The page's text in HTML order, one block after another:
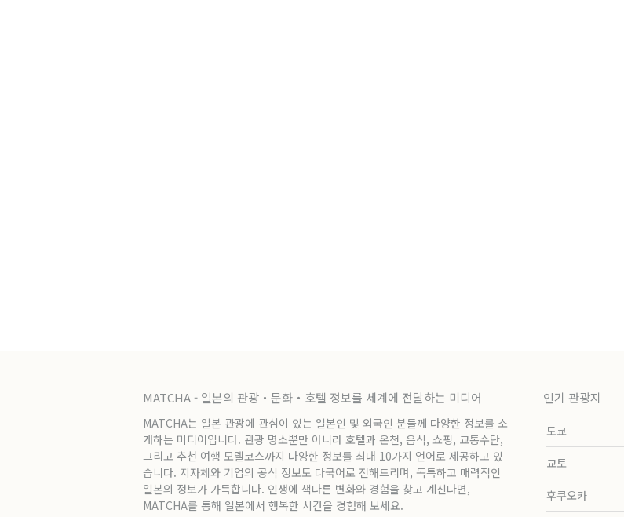
MATCHA - 일본의 관광・문화・호텔 정보를 세계에 전달하는 미디어
MATCHA는 일본 관광에 관심이 있는 일본인 및 외국인 분들께 다양한 정보를 소
개하는 미디어입니다. 관광 명소뿐만 아니라 호텔과 온천, 음식, 쇼핑, 교통수단,
그리고 추천 여행 모델코스까지 다양한 정보를 최대 10가지 언어로 제공하고 있
습니다. 지자체와 기업의 공식 정보도 다국어로 전해드리며, 독특하고 매력적인
일본의 정보가 가득합니다. 인생에 색다른 변화와 경험을 찾고 계신다면,
MATCHA를 통해 일본에서 행복한 시간을 경험해 보세요.
인기 관광지
도쿄
교토
후쿠오카